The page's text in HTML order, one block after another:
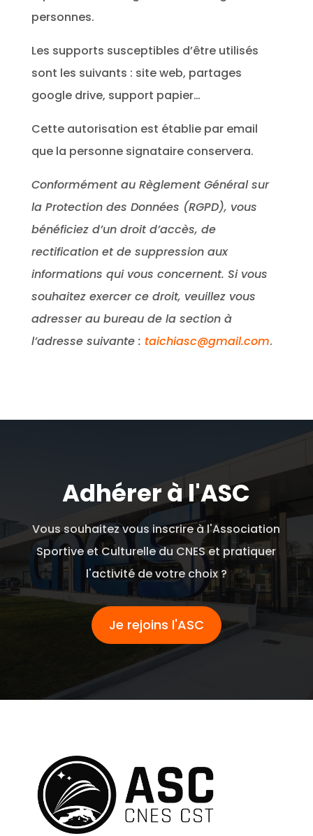
personnes.
Les supports susceptibles d’être utilisés
sont les suivants : site web, partages
google drive, support papier…
Cette autorisation est établie par email
que la personne signataire conservera.
Conformément au Règlement Général sur
la Protection des Données (RGPD), vous
bénéficiez d’un droit d’accès, de
rectification et de suppression aux
informations qui vous concernent. Si vous
souhaitez exercer ce droit, veuillez vous
adresser au bureau de la section à
l’adresse suivante : taichiasc@gmail.com.
Adhérer à l'ASC
Vous souhaitez vous inscrire à l'Association
Sportive et Culturelle du CNES et pratiquer
l'activité de votre choix ?
Je rejoins l'ASC